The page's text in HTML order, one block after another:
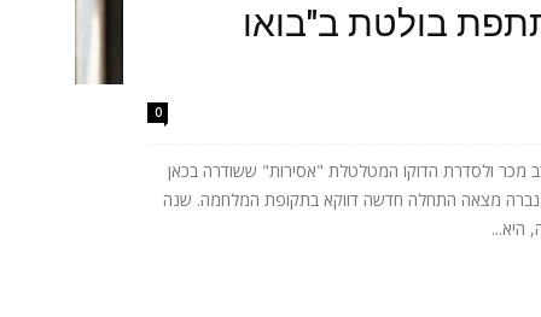
בולטת ב"בואו
0
ולסדרת הדוקו המטלטלת "אסירות" ששודרה בכאן
נברה מצאה התחלה חדשה דווקא בתקופת המלחמה. שנה
היא...